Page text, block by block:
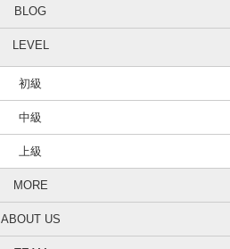
BLOG
LEVEL
初級
中級
上級
MORE
ABOUT US